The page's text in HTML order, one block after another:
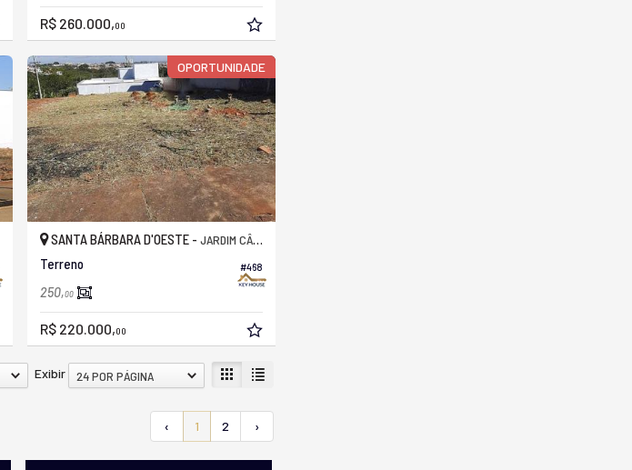
R$ 260.000,00
OPORTUNIDADE
#468
SANTA BÁRBARA D'OESTE - JARDIM CÂNDIDO BERTINI
Terreno
250,00
R$ 220.000,00
Exibir 24 POR PÁGINA
‹ 1 2 ›